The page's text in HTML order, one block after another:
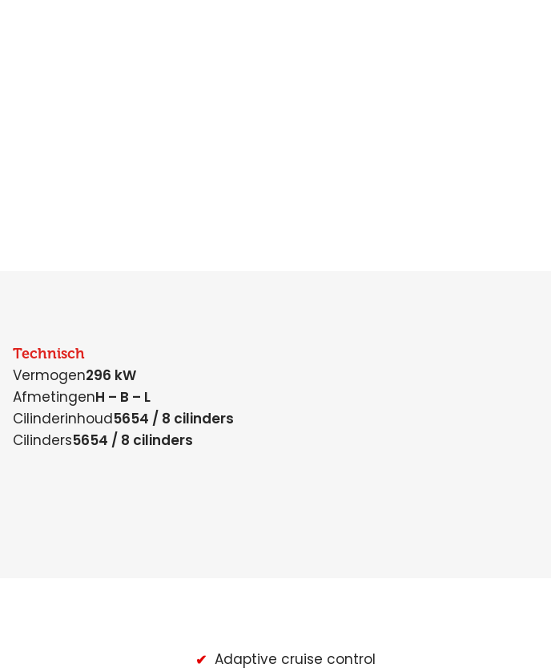
Technisch
Vermogen296 kW
AfmetingenH – B – L
Cilinderinhoud5654 / 8 cilinders
Cilinders5654 / 8 cilinders
Adaptive cruise control